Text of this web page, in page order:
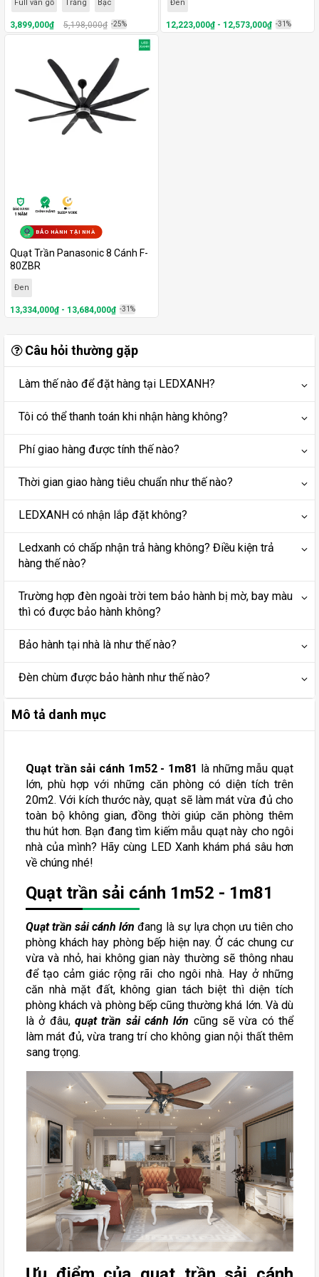
Full vân gỗ Trắng Bạc
3,899,000₫ 5,198,000₫ -25%
Đen
12,223,000₫ - 12,573,000₫ -31%
BẢO HÀNH TẠI NHÀ
Quạt Trần Panasonic 8 Cánh F-
80ZBR
Đen
13,334,000₫ - 13,684,000₫ -31%
Câu hỏi thường gặp
Làm thế nào để đặt hàng tại LEDXANH?
Tôi có thể thanh toán khi nhận hàng không?
Phí giao hàng được tính thế nào?
Thời gian giao hàng tiêu chuẩn như thế nào?
LEDXANH có nhận lắp đặt không?
Ledxanh có chấp nhận trả hàng không? Điều kiện trả
hàng thế nào?
Trường hợp đèn ngoài trời tem bảo hành bị mờ, bay màu
thì có được bảo hành không?
Bảo hành tại nhà là như thế nào?
Đèn chùm được bảo hành như thế nào?
Mô tả danh mục
Quạt trần sải cánh 1m52 - 1m81 là những mẫu quạt
lớn, phù hợp với những căn phòng có diện tích trên
20m2. Với kích thước này, quạt sẽ làm mát vừa đủ cho
toàn bộ không gian, đồng thời giúp căn phòng thêm
thu hút hơn. Bạn đang tìm kiếm mẫu quạt này cho ngôi
nhà của mình? Hãy cùng LED Xanh khám phá sâu hơn
về chúng nhé!
Quạt trần sải cánh 1m52 - 1m81
Quạt trần sải cánh lớn đang là sự lựa chọn ưu tiên cho
phòng khách hay phòng bếp hiện nay. Ở các chung cư
vừa và nhỏ, hai không gian này thường sẽ thông nhau
để tạo cảm giác rộng rãi cho ngôi nhà. Hay ở những
căn nhà mặt đất, không gian tách biệt thì diện tích
phòng khách và phòng bếp cũng thường khá lớn. Và dù
là ở đâu, quạt trần sải cánh lớn cũng sẽ vừa có thể
làm mát đủ, vừa trang trí cho không gian nội thất thêm
sang trọng.